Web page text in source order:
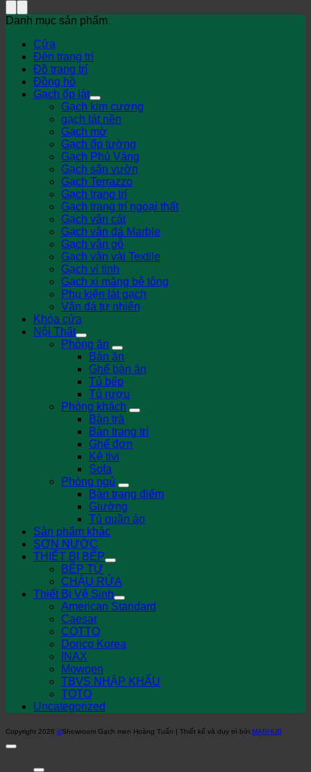
Danh mục sản phẩm
Cửa
Đèn trang trí
Đồ trang trí
Đồng hồ
Gạch ốp lát
Gạch kim cương
gạch lát nền
Gạch mờ
Gạch ốp tường
Gạch Phủ Vàng
Gạch sân vườn
Gạch Terrazzo
Gạch trang trí
Gạch trang trí ngoại thất
Gạch vân cát
Gạch vân đá Marble
Gạch vân gỗ
Gạch vân vải Textile
Gạch vi tinh
Gạch xi măng bê tông
Phụ kiện lát gạch
Vân đá tự nhiên
Khóa cửa
Nội Thất
Phòng ăn
Bàn ăn
Ghế bàn ăn
Tủ bếp
Tủ rượu
Phòng khách
Bàn trà
Bàn trang trí
Ghế đơn
Kệ tivi
Sofa
Phòng ngủ
Bàn trang điểm
Giường
Tủ quần áo
Sản phẩm khác
SƠN NƯỚC
THIẾT BỊ BẾP
BẾP TỪ
CHẬU RỬA
Thiết Bị Vệ Sinh
American Standard
Caesar
COTTO
Dorico Korea
INAX
Mowoen
TBVS NHẬP KHẨU
TOTO
Uncategorized
Copyright 2026 ©Showroom Gạch men Hoàng Tuấn | Thiết kế và duy trì bởi MARHUB